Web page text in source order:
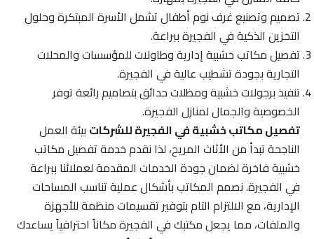
تصميم وتصنيع غرف نوم أطفال تشمل الأسرة المبتكرة وحلول
التخزين الذكية في الفجيرة ببراعة.
تفصيل مكاتب خشبية إدارية وطاولات للمؤسسات والمحلات
التجارية بجودة تشطيب عالية في الفجيرة.
تنفيذ برجولات خشبية ومظلات حدائق بتصاميم رائعة توفر
الخصوصية والجمال لمنازل الفجيرة.
تفصيل مكاتب خشبية في الفجيرة للشركاتبيئة العمل
الناجحة تبدأ من الأثاث المريح، لذا نقدم خدمة تفصيل مكاتب
خشبية فاخرة لضمان جودة الخدمات المقدمة لعملائنا ببراعة
في الفجيرة. نصمم المكاتب بأشكال عملية تناسب المساحات
الإدارية، مع الالتزام التام بتوفير تقسيمات منظمة للأجهزة
والملفات، مما يجعل مكتبك في الفجيرة مكاناً احترافياً يساعدك